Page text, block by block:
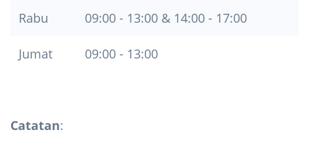
Rabu 09:00 - 13:00 & 14:00 - 17:00
Jumat 09:00 - 13:00
Catatan: